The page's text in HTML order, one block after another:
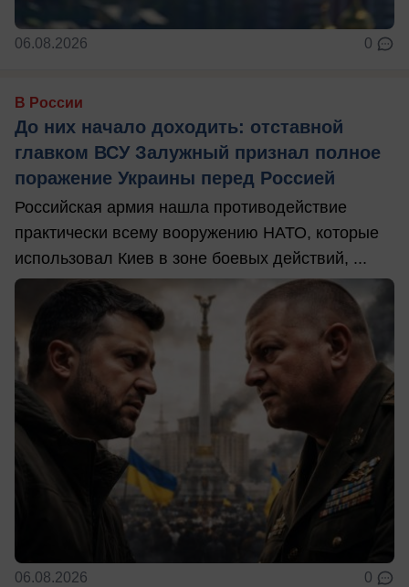
06.08.2026 0
В России
До них начало доходить: отставной
главком ВСУ Залужный признал полное
поражение Украины перед Россией
Российская армия нашла противодействие
практически всему вооружению НАТО, которые
использовал Киев в зоне боевых действий, ...
06.08.2026 0